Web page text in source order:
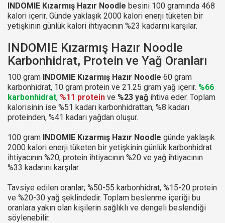
INDOMIE Kızarmış Hazır Noodle besini 100 gramında 468
kalori içerir. Günde yaklaşık 2000 kalori enerji tüketen bir
yetişkinin günlük kalori ihtiyacının %23 kadarını karşılar.
INDOMIE Kızarmış Hazır Noodle
Karbonhidrat, Protein ve Yağ Oranları
100 gram INDOMIE Kızarmış Hazır Noodle 60 gram
karbonhidrat, 10 gram protein ve 21.25 gram yağ içerir. %66
karbonhidrat, %11 protein ve %23 yağ ihtiva eder. Toplam
kalorisinin ise %51 kadarı karbonhidrattan, %8 kadarı
proteinden, %41 kadarı yağdan oluşur.
100 gram INDOMIE Kızarmış Hazır Noodle günde yaklaşık
2000 kalori enerji tüketen bir yetişkinin günlük karbonhidrat
ihtiyacının %20, protein ihtiyacının %20 ve yağ ihtiyacının
%33 kadarını karşılar.
Tavsiye edilen oranlar; %50-55 karbonhidrat, %15-20 protein
ve %20-30 yağ şeklindedir. Toplam beslenme içeriği bu
oranlara yakın olan kişilerin sağlıklı ve dengeli beslendiği
söylenebilir.